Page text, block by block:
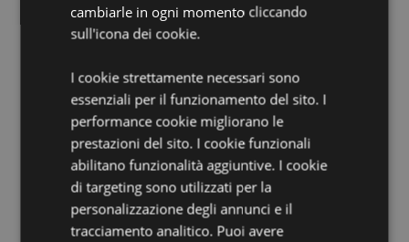
Informazioni Aggiuntive:
Vuoi informazioni su come inoltrare un ordine
guida all'acquisto.
Dettagli del Prodotto
Informazioni
Aggiuntive
Altezza 30cm Larghezza 24cm Profondità
5055071778001
24
cambiarle in ogni momento cliccando
sull'icona dei cookie.
I cookie strettamente necessari sono
essenziali per il funzionamento del sito. I
performance cookie migliorano le
prestazioni del sito. I cookie funzionali
abilitano funzionalità aggiuntive. I cookie
di targeting sono utilizzati per la
personalizzazione degli annunci e il
tracciamento analitico. Puoi avere